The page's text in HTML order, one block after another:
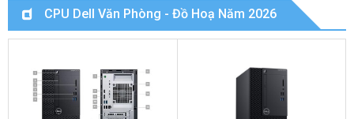
CPU Dell Văn Phòng - Đồ Hoạ Năm 2026